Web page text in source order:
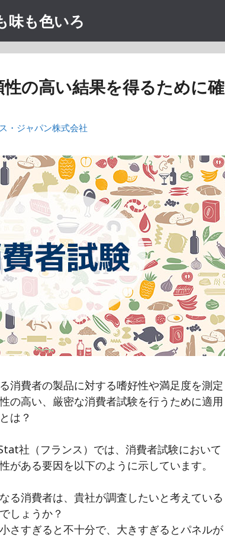
味も色いろ
の高い結果を得るために確
・ジャパン株式会社
消費者の製品に対する嗜好性や満足度を測定
の高い、厳密な消費者試験を行うために適用
は？
社（フランス）では、消費者試験において
がある要因を以下のように示しています。
る消費者は、貴社が調査したいと考えている
しょうか？
小さすぎると不十分で、大きすぎるとパネルが